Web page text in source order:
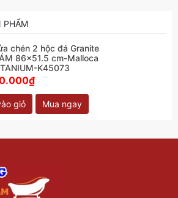
PHẨM
chén 2 hộc đá Granite
86x51.5 cm-Malloca
K45073
giỏ Mua ngay